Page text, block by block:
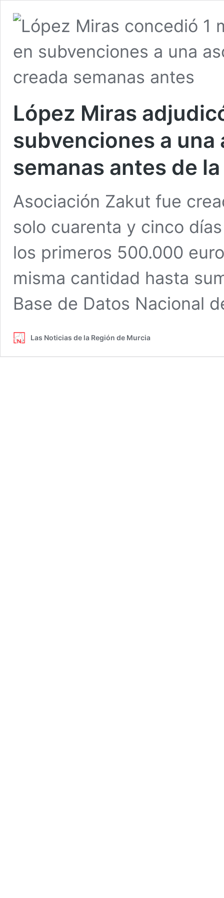
López Miras
subvenciones a
semanas antes de
Asociación Zakut fue
solo cuarenta y cinco
los primeros 500.000
misma cantidad hasta
Base de Datos Nacional
Las Noticias de la Región de Murcia